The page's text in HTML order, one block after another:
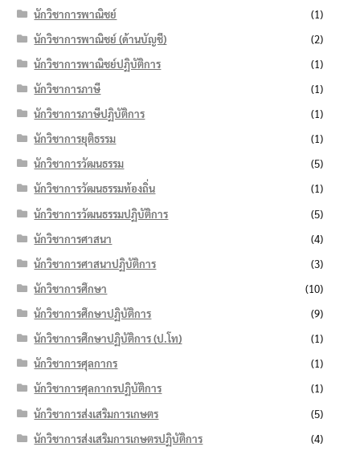
นักวิชาการพาณิชย์
(1)
นักวิชาการพาณิชย์ (ด้านบัญชี)
(2)
นักวิชาการพาณิชย์ปฏิบัติการ
(1)
นักวิชาการภาษี
(1)
นักวิชาการภาษีปฏิบัติการ
(1)
นักวิชาการยุติธรรม
(1)
นักวิชาการวัฒนธรรม
(5)
นักวิชาการวัฒนธรรมท้องถิ่น
(1)
นักวิชาการวัฒนธรรมปฏิบัติการ
(5)
นักวิชาการศาสนา
(4)
นักวิชาการศาสนาปฏิบัติการ
(3)
นักวิชาการศึกษา
(10)
นักวิชาการศึกษาปฏิบัติการ
(9)
นักวิชาการศึกษาปฏิบัติการ (ป.โท)
(1)
นักวิชาการศุลกากร
(1)
นักวิชาการศุลกากรปฏิบัติการ
(1)
นักวิชาการส่งเสริมการเกษตร
(5)
นักวิชาการส่งเสริมการเกษตรปฏิบัติการ
(4)